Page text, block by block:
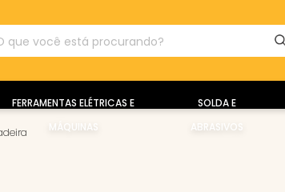
FERRAMENTAS ELÉTRICAS E
MÁQUINAS
SOLDA E
ABRASIVOS